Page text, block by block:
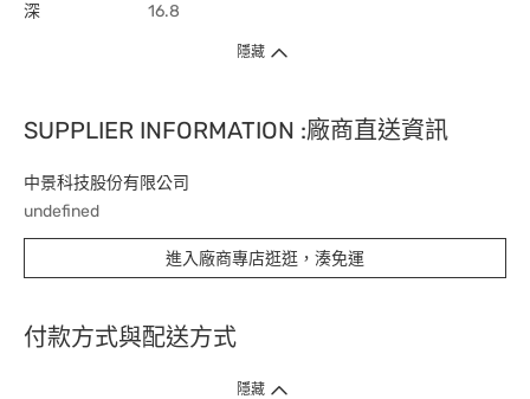
深 16.8
隱藏
SUPPLIER INFORMATION :廠商直送資訊
中景科技股份有限公司
undefined
進入廠商專店逛逛，湊免運
付款方式與配送方式
隱藏